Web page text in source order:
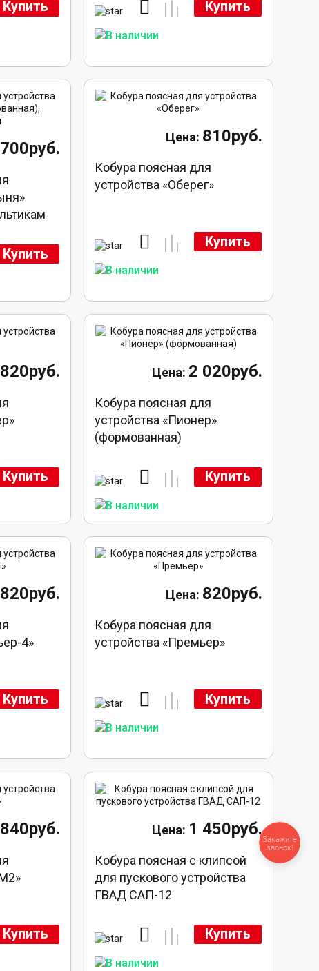
Купить Купить
Купить
810руб.
Кобура поясная для
устройства «Оберег»
Купить
820руб.
Купить
2 020руб.
Кобура поясная для
устройства «Пионер»
(формованная)
Купить
820руб.
4»
Купить
820руб.
Кобура поясная для
устройства «Премьер»
Купить
840руб.
Купить
1 450руб.
Кобура поясная с клипсой
для пускового устройства
ГВАД САП-12
Купить
Закажите
звонок!